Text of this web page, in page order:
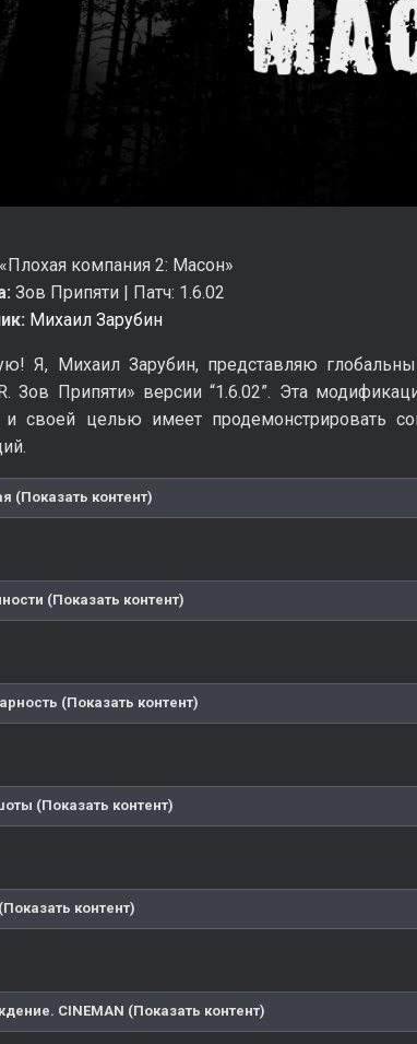
«Плохая компания 2: Масон»
Зов Припяти | Патч: 1.6.02
Михаил Зарубин
Я, Михаил Зарубин, представляю
Зов Припяти» версии “1.6.02”. Эта
и своей целью имеет продемонстрировать
(Показать контент)
(Показать контент)
(Показать контент)
(Показать контент)
контент)
CINEMAN (Показать контент)